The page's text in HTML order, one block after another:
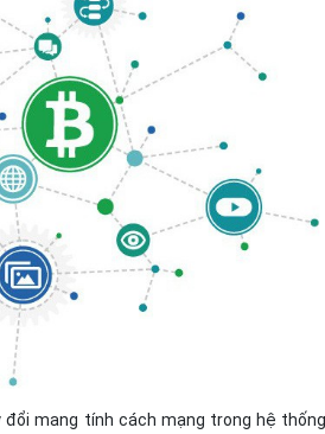
mang tính cách mạng trong hệ